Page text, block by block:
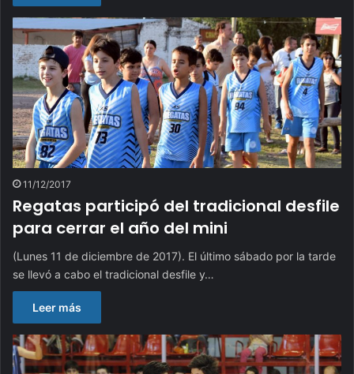
11/12/2017
Regatas participó del tradicional desfile
para cerrar el año del mini
(Lunes 11 de diciembre de 2017). El último sábado por la tarde
se llevó a cabo el tradicional desfile y…
Leer más